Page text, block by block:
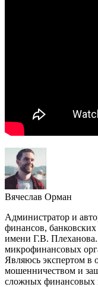
Вячеслав Орман
Администратор и
финансов,
имени Г.В.
микрофинансовых
Являюсь экспертом в
мошенничеством и
сложных финансовых